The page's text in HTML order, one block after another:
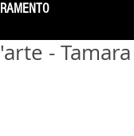
- Tamara